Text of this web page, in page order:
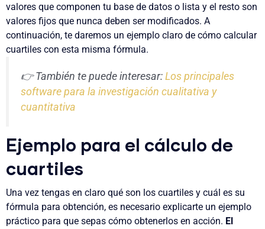
valores que componen tu base de datos o lista y el resto son
valores fijos que nunca deben ser modificados. A
continuación, te daremos un ejemplo claro de cómo calcular
cuartiles con esta misma fórmula.
👉 También te puede interesar: Los principales
software para la investigación cualitativa y
cuantitativa
Ejemplo para el cálculo de
cuartiles
Una vez tengas en claro qué son los cuartiles y cuál es su
fórmula para obtención, es necesario explicarte un ejemplo
práctico para que sepas cómo obtenerlos en acción. El